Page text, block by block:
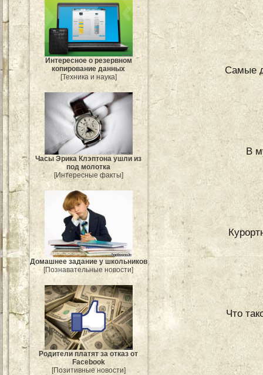
Интересное о резервном
копирование данных
[Техника и наука]
Часы Эрика Клэптона ушли из
под молотка
[Интересные факты]
Домашнее задание у школьников
[Познавательные новости]
Родители платят за отказ от
Facebook
[Позитивные новости]
Самые
В
Что